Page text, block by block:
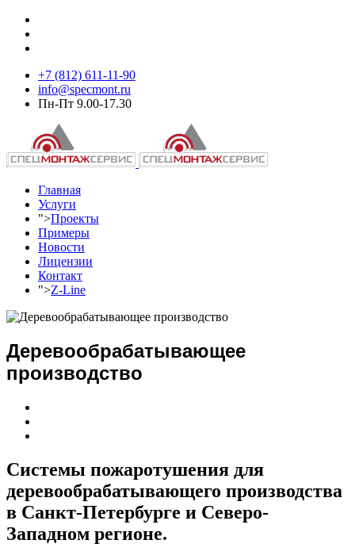
+7 (812) 611-11-90
info@specmont.ru
Пн-Пт 9.00-17.30
Главная
Услуги
">Проекты
Примеры
Новости
Лицензии
Контакт
">Z-Line
Деревообрабатывающее
производство
Системы пожаротушения для
деревообрабатывающего производства
в Санкт-Петербурге и Северо-
Западном регионе.